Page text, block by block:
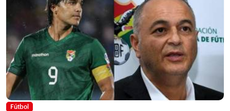
Fútbol